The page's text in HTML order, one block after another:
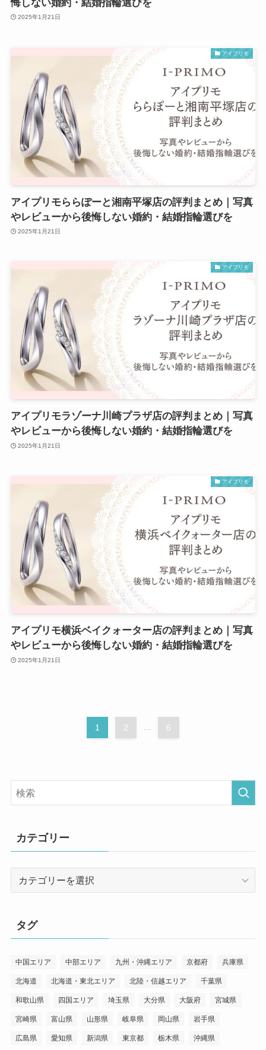
悔しない婚約・結婚指輪選びを
2025年1月21日
アイプリモ
アイプリモららぽーと湘南平塚店の評判まとめ｜写真
やレビューから後悔しない婚約・結婚指輪選びを
2025年1月21日
アイプリモ
アイプリモラゾーナ川崎プラザ店の評判まとめ｜写真
やレビューから後悔しない婚約・結婚指輪選びを
2025年1月21日
アイプリモ
アイプリモ横浜ベイクォーター店の評判まとめ｜写真
やレビューから後悔しない婚約・結婚指輪選びを
2025年1月21日
1 2 ... 6
カテゴリー
ー
タグ
中国エリア 中部エリア 九州・沖縄エリア 京都府 兵庫県
北海道 北海道・東北エリア 北陸・信越エリア 千葉県
和歌山県 四国エリア 埼玉県 大分県 大阪府 宮城県
宮崎県 富山県 山形県 岐阜県 岡山県 岩手県
広島県 愛知県 新潟県 東京都 栃木県 沖縄県